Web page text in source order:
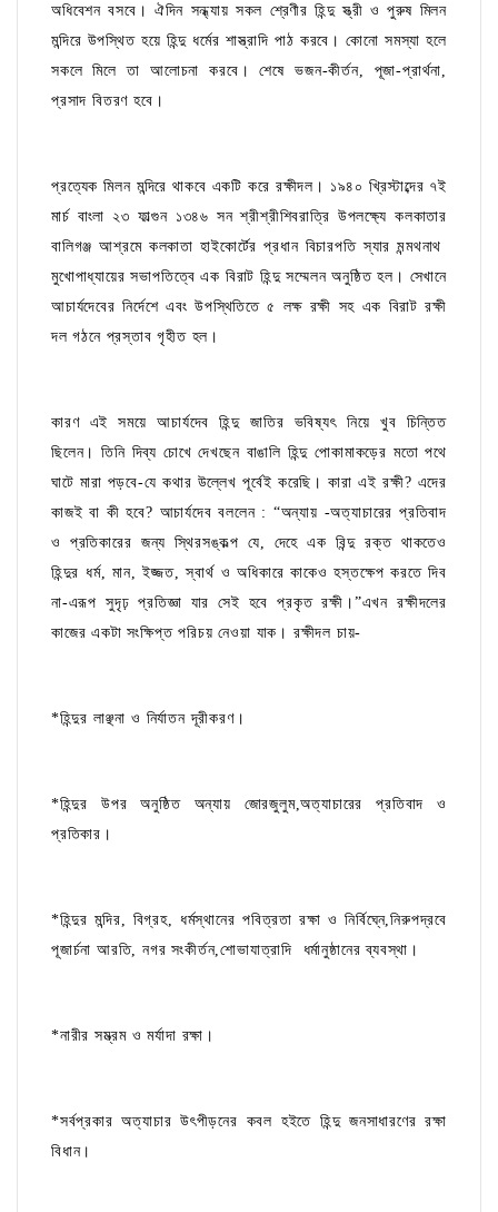
অধিবেশন বসবে। ঐদিন সন্ধ্যায় সকল শ্রেণীর হিন্দু স্ত্রী ও পুরুষ মিলন
মন্দিরে উপস্থিত হয়ে হিন্দু ধর্মের শাস্ত্রাদি পাঠ করবে। কোনো সমস্যা হলে
সকলে মিলে তা আলোচনা করবে। শেষে ভজন-কীর্তন, পূজা-প্রার্থনা,
প্রসাদ বিতরণ হবে।
প্রত্যেক মিলন মন্দিরে থাকবে একটি করে রক্ষীদল। ১৯৪০ খ্রিস্টাব্দের ৭ই
মার্চ বাংলা ২৩ ফাল্গুন ১৩৪৬ সন শ্রীশ্রীশিবরাত্রি উপলক্ষ্যে কলকাতার
বালিগঞ্জ আশ্রমে কলকাতা হাইকোর্টের প্রধান বিচারপতি স্যার মন্মথনাথ
মুখোপাধ্যায়ের সভাপতিত্বে এক বিরাট হিন্দু সম্মেলন অনুষ্ঠিত হল। সেখানে
আচার্যদেবের নির্দেশে এবং উপস্থিতিতে ৫ লক্ষ রক্ষী সহ এক বিরাট রক্ষী
দল গঠনে প্রস্তাব গৃহীত হল।
কারণ এই সময়ে আচার্যদেব হিন্দু জাতির ভবিষ্যৎ নিয়ে খুব চিন্তিত
ছিলেন। তিনি দিব্য চোখে দেখছেন বাঙালি হিন্দু পোকামাকড়ের মতো পথে
ঘাটে মারা পড়বে-যে কথার উল্লেখ পূর্বেই করেছি। কারা এই রক্ষী? এদের
কাজই বা কী হবে? আচার্যদেব বললেন : “অন্যায় -অত্যাচারের প্রতিবাদ
ও প্রতিকারের জন্য স্থিরসঙ্কল্প যে, দেহে এক বিন্দু রক্ত থাকতেও
হিন্দুর ধর্ম, মান, ইজ্জত, স্বার্থ ও অধিকারে কাকেও হস্তক্ষেপ করতে দিব
না-এরূপ সুদৃঢ় প্রতিজ্ঞা যার সেই হবে প্রকৃত রক্ষী।”এখন রক্ষীদলের
কাজের একটা সংক্ষিপ্ত পরিচয় নেওয়া যাক। রক্ষীদল চায়-
*হিন্দুর লাঞ্ছনা ও নির্যাতন দূরীকরণ।
*হিন্দুর উপর অনুষ্ঠিত অন্যায় জোরজুলুম,অত্যাচারের প্রতিবাদ ও
প্রতিকার।
*হিন্দুর মন্দির, বিগ্রহ, ধর্মস্থানের পবিত্রতা রক্ষা ও নির্বিঘ্নে,নিরুপদ্রবে
পূজার্চনা আরতি, নগর সংকীর্তন,শোভাযাত্রাদি ধর্মানুষ্ঠানের ব্যবস্থা।
*নারীর সম্ভ্রম ও মর্যাদা রক্ষা।
*সর্বপ্রকার অত্যাচার উৎপীড়নের কবল হইতে হিন্দু জনসাধারণের রক্ষা
বিধান।